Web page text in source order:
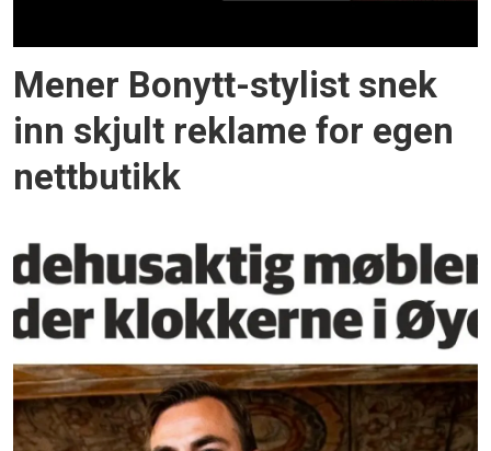
Mener Bonytt-stylist snek
inn skjult reklame for egen
nettbutikk